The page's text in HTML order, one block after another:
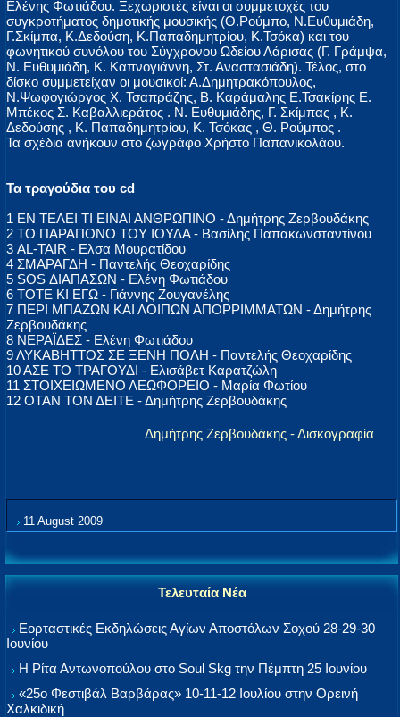
Ελένης Φωτιάδου. Ξεχωριστές είναι οι συμμετοχές του
συγκροτήματος δημοτικής μουσικής (Θ.Ρούμπο, Ν.Ευθυμιάδη,
Γ.Σκίμπα, Κ.Δεδούση, Κ.Παπαδημητρίου, Κ.Τσόκα) και του
φωνητικού συνόλου του Σύγχρονου Ωδείου Λάρισας (Γ. Γράμψα,
Ν. Ευθυμιάδη, Κ. Καπνογιάννη, Στ. Αναστασιάδη). Τέλος, στο
δίσκο συμμετείχαν οι μουσικοί: Α.Δημητρακόπουλος,
Ν.Ψωφογιώργος Χ. Τσαπράζης, Β. Καράμαλης Ε.Τσακίρης Ε.
Μπέκος Σ. Καβαλλιεράτος . Ν. Ευθυμιάδης, Γ. Σκίμπας , Κ.
Δεδούσης , Κ. Παπαδημητρίου, Κ. Τσόκας , Θ. Ρούμπος .
Τα σχέδια ανήκουν στο ζωγράφο Χρήστο Παπανικολάου.
Τα τραγούδια του cd
1 ΕΝ ΤΕΛΕΙ ΤΙ ΕΙΝΑΙ ΑΝΘΡΩΠΙΝΟ - Δημήτρης Ζερβουδάκης
2 ΤΟ ΠΑΡΑΠΟΝΟ ΤΟΥ ΙΟΥΔΑ - Βασίλης Παπακωνσταντίνου
3 AL-TAIR - Ελσα Μουρατίδου
4 ΣΜΑΡΑΓΔΗ - Παντελής Θεοχαρίδης
5 SOS ΔΙΑΠΑΣΩΝ - Ελένη Φωτιάδου
6 ΤΟΤΕ ΚΙ ΕΓΩ - Γιάννης Ζουγανέλης
7 ΠΕΡΙ ΜΠΑΖΩΝ ΚΑΙ ΛΟΙΠΩΝ ΑΠΟΡΡΙΜΜΑΤΩΝ - Δημήτρης
Ζερβουδάκης
8 ΝΕΡΑΪΔΕΣ - Ελένη Φωτιάδου
9 ΛΥΚΑΒΗΤΤΟΣ ΣΕ ΞΕΝΗ ΠΟΛΗ - Παντελής Θεοχαρίδης
10 ΑΣΕ ΤΟ ΤΡΑΓΟΥΔΙ - Ελισάβετ Καρατζώλη
11 ΣΤΟΙΧΕΙΩΜΕΝΟ ΛΕΩΦΟΡΕΙΟ - Μαρία Φωτίου
12 ΟΤΑΝ ΤΟΝ ΔΕΙΤΕ - Δημήτρης Ζερβουδάκης
Δημήτρης Ζερβουδάκης - Δισκογραφία
11 August 2009
Τελευταία Νέα
Εορταστικές Εκδηλώσεις Αγίων Αποστόλων Σοχού 28-29-30
Ιουνίου
Η Ρίτα Αντωνοπούλου στο Soul Skg την Πέμπτη 25 Ιουνίου
«25ο Φεστιβάλ Βαρβάρας» 10-11-12 Ιουλίου στην Ορεινή
Χαλκιδική